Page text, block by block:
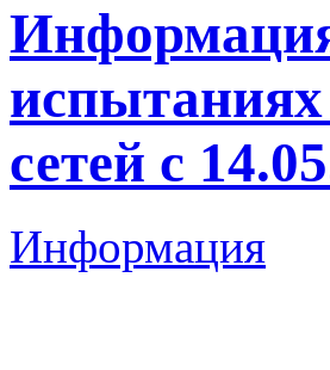
сетей с
Информация